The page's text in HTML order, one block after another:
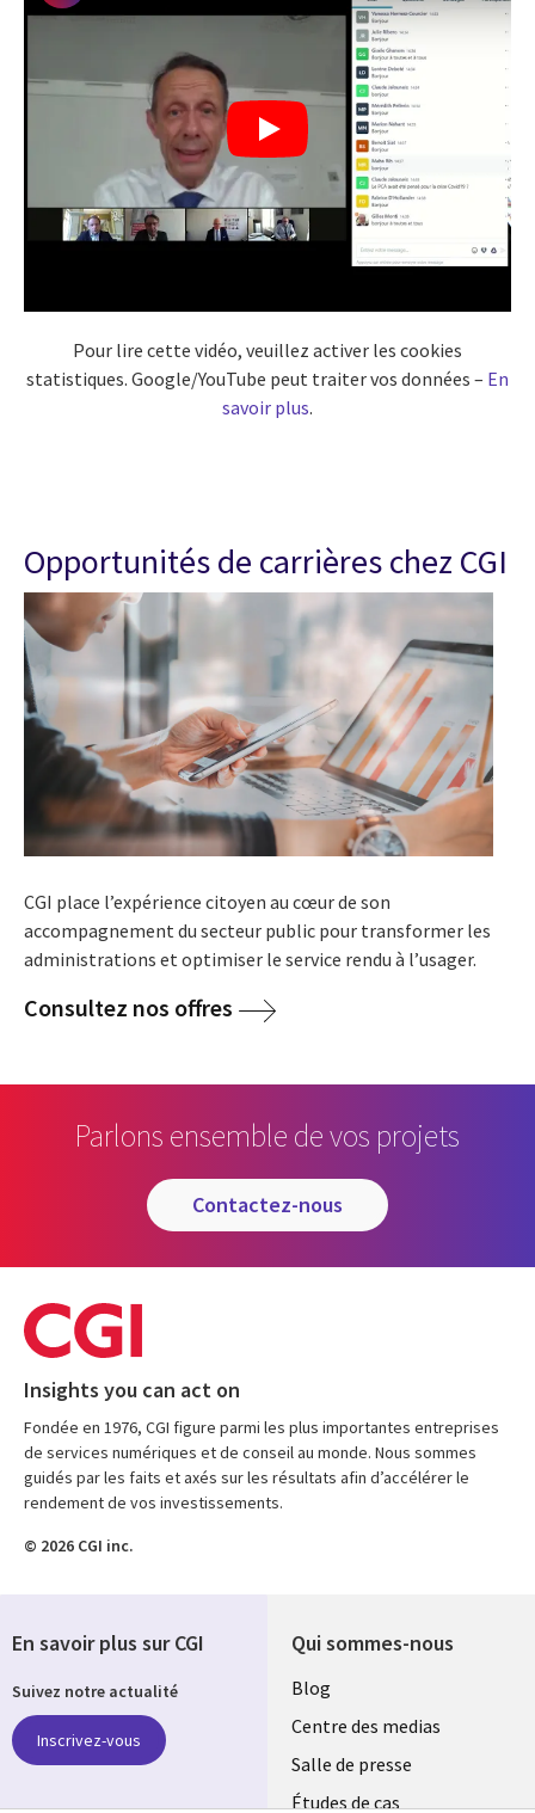
Pour lire cette vidéo, veuillez activer les cookies
statistiques. Google/YouTube peut traiter vos données – En
savoir plus.
Opportunités de carrières chez CGI
CGI place l’expérience citoyen au cœur de son
accompagnement du secteur public pour transformer les
administrations et optimiser le service rendu à l’usager.
Consultez nos offres
Parlons ensemble de vos projets
contactez-nous
Insights you can act on
Fondée en 1976, CGI figure parmi les plus importantes entreprises
de services numériques et de conseil au monde. Nous sommes
guidés par les faits et axés sur les résultats afin d’accélérer le
rendement de vos investissements.
© 2026 CGI inc.
Qui sommes-nous
Useful
links
MAROC
Blog
Centre des medias
Salle de presse
Études de cas
En savoir plus sur CGI
Suivez notre actualité
Inscrivez-vous